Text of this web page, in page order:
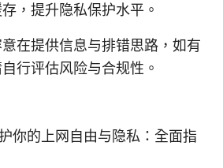
，提升隐私保护水平。
在提供信息与排错思路，如有
行评估风险与合规性。
你的上网自由与隐私：全面指